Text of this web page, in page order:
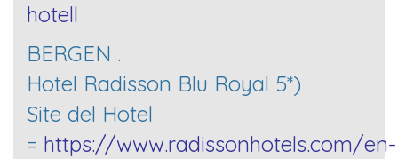
hotell
BERGEN .
Hotel Radisson Blu Royal 5*)
Site del Hotel
= https://www.radissonhotels.com/en-